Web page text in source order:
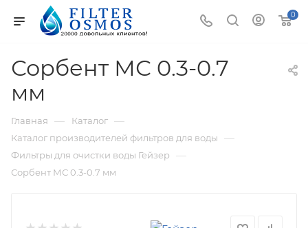
0
Сорбент МС 0.3-0.7
мм
Главная — Каталог —
Каталог производителей фильтров для воды —
Фильтры для очистки воды Гейзер —
Сорбент МС 0.3-0.7 мм